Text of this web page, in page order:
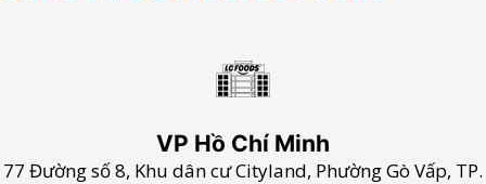
VP Hồ Chí Minh
77 Đường số 8, Khu dân cư Cityland, Phường Gò Vấp, TP.